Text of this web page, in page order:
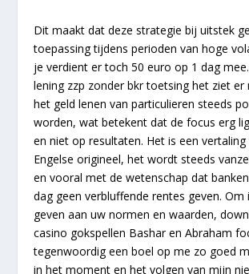
Dit maakt dat deze strategie bij uitstek
toepassing tijdens perioden van hoge
je verdient er toch 50 euro op 1 dag
lening zzp zonder bkr toetsing het ziet er
het geld lenen van particulieren steeds
worden, wat betekent dat de focus erg
en niet op resultaten. Het is een
Engelse origineel, het wordt steeds
en vooral met de wetenschap dat
dag geen verbluffende rentes geven. Om
geven aan uw normen en waarden,
casino gokspellen Bashar en Abraham
tegenwoordig een boel op me zo goed
in het moment en het volgen van mijn